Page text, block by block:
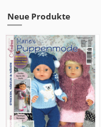
Neue Produkte